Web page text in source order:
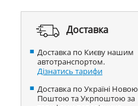
Доставка
Доставка по Києву нашим
автотранспортом.
Дізнатись тарифи
Доставка по Україні Новою
Поштою та Укрпоштою за